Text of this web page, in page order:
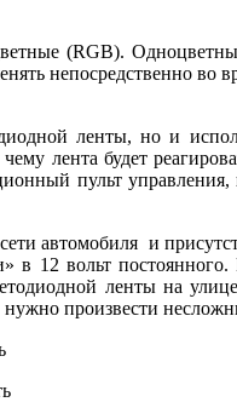
(RGB).
непосредственно во
ленты, но и
лента будет
пульт
автомобиля и
в 12 вольт
ленты на
произвести